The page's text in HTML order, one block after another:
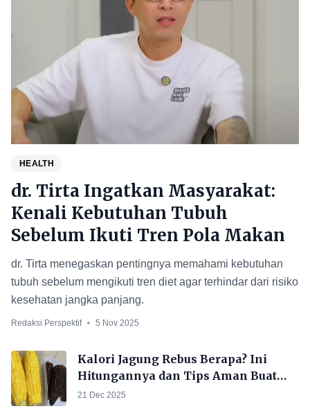
HEALTH
dr. Tirta Ingatkan Masyarakat:
Kenali Kebutuhan Tubuh
Sebelum Ikuti Tren Pola Makan
dr. Tirta menegaskan pentingnya memahami kebutuhan
tubuh sebelum mengikuti tren diet agar terhindar dari risiko
kesehatan jangka panjang.
Redaksi Perspektif 5 Nov 2025
Kalori Jagung Rebus Berapa? Ini
Hitungannya dan Tips Aman Buat
yang Lagi Diet
21 Dec 2025